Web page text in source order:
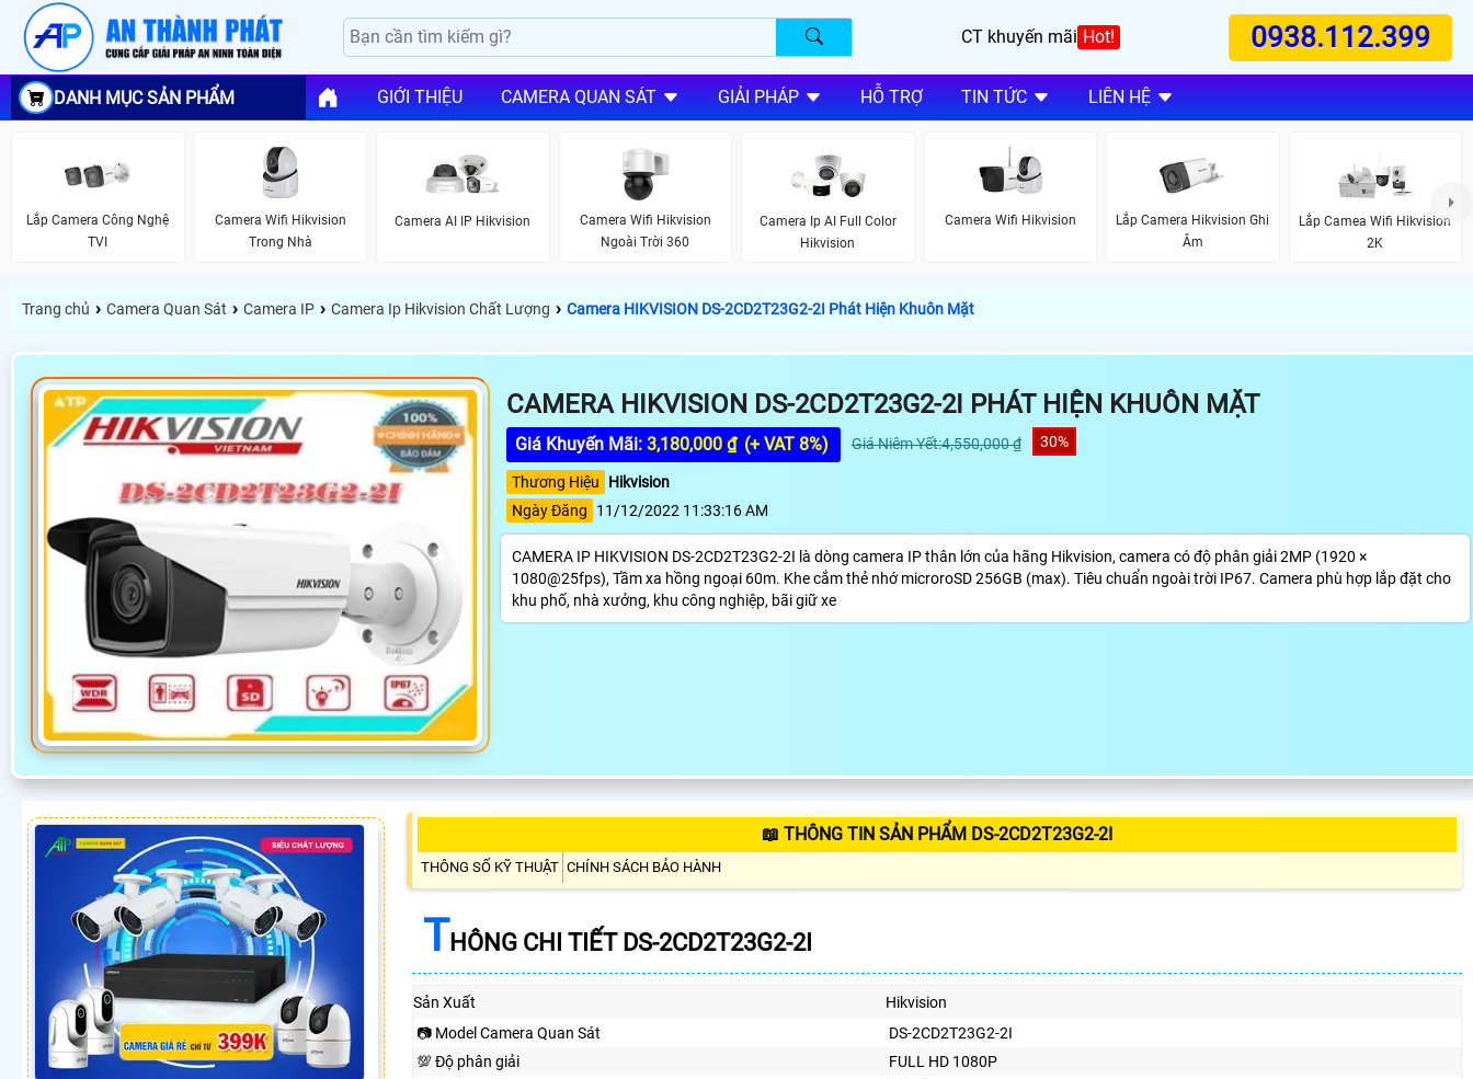
CT khuyến mãi Hot! 0938.112.399
DANH MỤC SẢN PHẨM GIỚI THIỆU CAMERA QUAN SÁT GIẢI PHÁP HỖ TRỢ TIN TỨC LIÊN HỆ
Lắp Camera Công Nghệ
TVI
Camera Wifi Hikvision
Trong Nhà
Camera AI IP Hikvision
Camera Wifi Hikvision
Ngoài Trời 360
Camera Ip AI Full Color
Hikvision
Camera Wifi Hikvision
Lắp Camera Hikvision Ghi
Âm
Lắp Camea Wifi Hikvision
2K
Trang chủ › Camera Quan Sát › Camera IP › Camera Ip Hikvision Chất Lượng › Camera HIKVISION DS-2CD2T23G2-2I Phát Hiện Khuôn Mặt
CAMERA HIKVISION DS-2CD2T23G2-2I PHÁT HIỆN KHUÔN MẶT
Giá Khuyến Mãi: 3,180,000 ₫ (+ VAT 8%) Giá Niêm Yết:4,550,000 ₫ 30%
Thương Hiệu
Hikvision
Ngày Đăng
11/12/2022 11:33:16 AM
CAMERA IP HIKVISION DS-2CD2T23G2-2I là dòng camera IP thân lớn của hãng Hikvision, camera có độ phân giải 2MP (1920 ×
1080@25fps), Tầm xa hồng ngoại 60m. Khe cắm thẻ nhớ microroSD 256GB (max). Tiêu chuẩn ngoài trời IP67. Camera phù hợp lắp đặt cho
khu phố, nhà xưởng, khu công nghiệp, bãi giữ xe
📖 THÔNG TIN SẢN PHẨM DS-2CD2T23G2-2I
THÔNG SỐ KỸ THUẬT CHÍNH SÁCH BẢO HÀNH
THÔNG CHI TIẾT DS-2CD2T23G2-2I
Sản Xuất
Hikvision
📷 Model Camera Quan Sát
DS-2CD2T23G2-2I
💯 Độ phân giải
FULL HD 1080P